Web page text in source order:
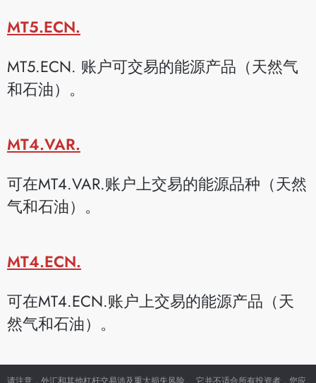
MT5.ECN.
MT5.ECN. 账户可交易的能源产品（天然气
和石油）。
MT4.VAR.
可在MT4.VAR.账户上交易的能源品种（天然
气和石油）。
MT4.ECN.
可在MT4.ECN.账户上交易的能源产品（天
然气和石油）。